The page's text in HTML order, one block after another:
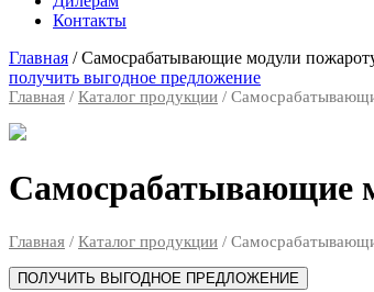
Контакты
Главная /Самосрабатывающие модули
получить выгодное предложение
Главная / Каталог продукции /
Самосрабатывающие
Главная / Каталог продукции /
ПОЛУЧИТЬ ВЫГОДНОЕ ПРЕДЛОЖЕНИЕ